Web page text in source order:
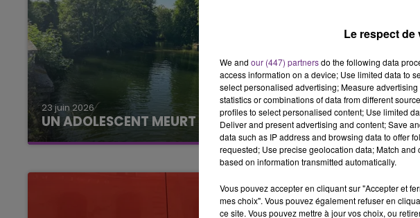
23 juin 2026
UN ADOLESCENT MEURT NOYÉ
22 juin 2026
ET DE
Le respect
We and our (447) partnersdo the following data
access information on a device; Use limited data to
select personalised advertising; Measure
statistics or combinations of data from different
profiles to select personalised content; Use limited
Deliver and present advertising and content; Save
data such as IP address and browsing data to offer
requested; Use precise geolocation data; Match
based on information transmitted automatically.
Vous pouvez accepter en cliquant sur "Accepter et
mes choix". Vous pouvez également refuser en
ce site. Vous pouvez mettre à jour vos choix, ou